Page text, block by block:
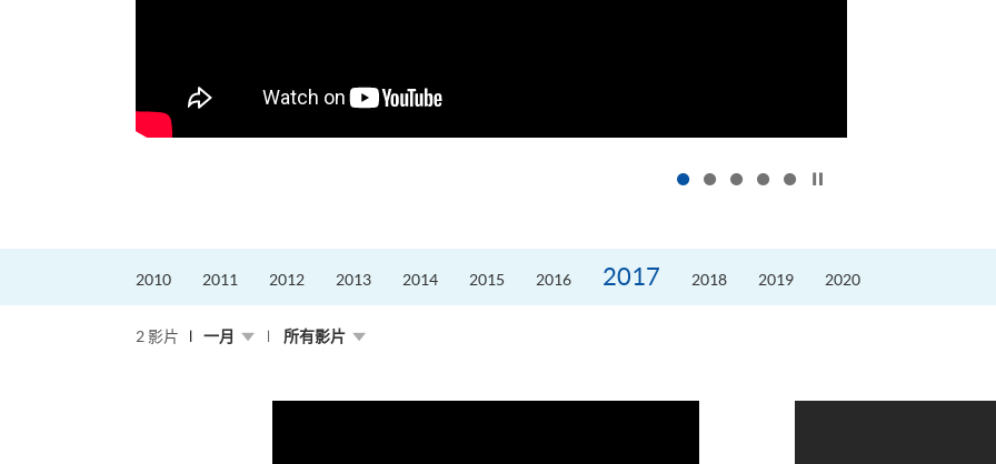
2010 2011 2012 2013 2014 2015 2016 2017 2018 2019 2020
2 影片 一月 所有影片